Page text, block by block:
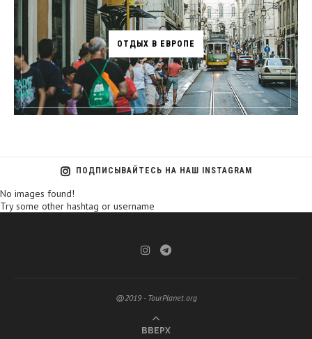
ОТДЫХ В ЕВРОПЕ
ПОДПИСЫВАЙТЕСЬ НА НАШ INSTAGRAM
No images found!
Try some other hashtag or username
@2019 - TourPlanet.org
ВВЕРХ